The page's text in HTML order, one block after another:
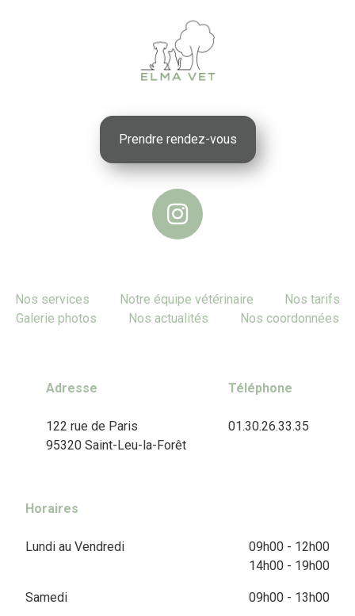
Prendre rendez-vous
Nos services Notre équipe vétérinaire
Nos tarifs
Galerie photos
Nos actualités Nos coordonnées
Adresse
122 rue de Paris
95320 Saint-Leu-la-Forêt
Téléphone
01.30.26.33.35
Horaires
Lundi au Vendredi
09h00 - 12h00
14h00 - 19h00
Samedi 09h00 - 13h00